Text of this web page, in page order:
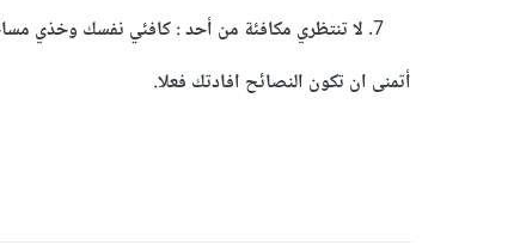
لا تنتظري مكافئة من أحد : كافئي نفسك وخذي
أتمنى ان تكون النصائح افادتك فعلا.